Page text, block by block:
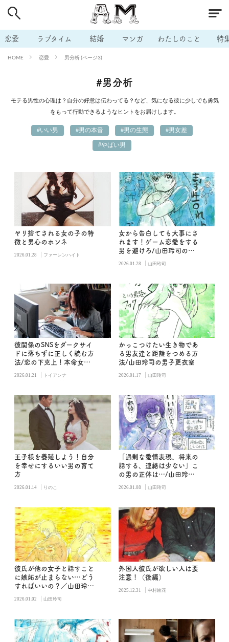
恋愛 ラブタイム 結婚 マンガ わたしのこと 特
HOME 恋愛 男分析 (ページ3)
#男分析
モテる男性の心理は？自分の好意は伝わってる？など、気になる彼に少しでも勇気
をもって行動できるようなヒントをお届けします。
#いい男 #男の本音 #男の生態 #男女差
#やばい男
ヤリ捨てされる女の子の特
徴と男心のホンネ
2026.01.28 | ファーレンハイト
女から告白しても大事にさ
れます！ゲーム恋愛をする
男を避けろ/山田玲司の男
2026.01.28 | 山田玲司
彼関係のSNSをダークサイ
ドに落ちずに正しく読む方
法/恋の下克上！本命女子
に昇格する秘密
2026.01.21 | トイアンナ
かっこつけたい生き物であ
る男友達と距離をつめる方
法/山田玲司の男子更衣室
2026.01.17 | 山田玲司
王子様を養殖しよう！自分
を幸せにするいい男の育て
方
2026.01.14 | りのこ
「過剰な愛情表現、将来の
話する、連絡は少ない」こ
の男の正体は…/山田玲司
の男子更衣室
2026.01.08 | 山田玲司
彼氏が他の女子と話すこと
に嫉妬が止まらない…どう
すればいいの？／山田玲司
の男子更衣室
2026.01.02 | 山田玲司
外国人彼氏が欲しい人は要
注意！（後編）
2025.12.31 | 中村綾花
# 男の本音 # セフレ
# 不倫 # 出会う方法 # マッチングアプリ
# ラブグッズ # 体の相性
# モテテク # セフレから本命へ
# おもしろライフ